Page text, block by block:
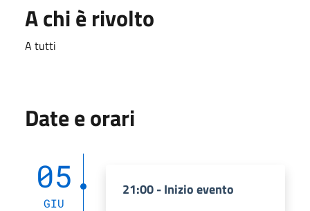
A chi è rivolto
A tutti
Date e orari
05
GIU
21:00 - Inizio evento